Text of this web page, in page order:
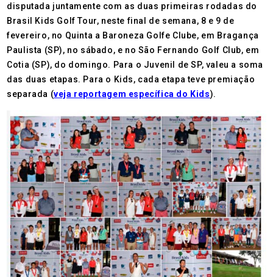
disputada juntamente com as duas primeiras rodadas do
Brasil Kids Golf Tour, neste final de semana, 8 e 9 de
fevereiro, no Quinta a Baroneza Golfe Clube, em Bragança
Paulista (SP), no sábado, e no São Fernando Golf Club, em
Cotia (SP), do domingo. Para o Juvenil de SP, valeu a soma
das duas etapas. Para o Kids, cada etapa teve premiação
separada (veja reportagem específica do Kids).